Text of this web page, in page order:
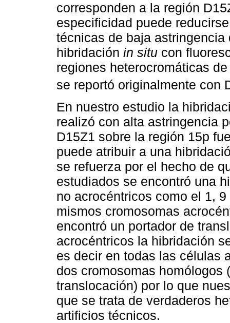
corresponden a la región
especificidad puede
técnicas de baja
hibridación in situ con
regiones heterocromáticas
se reportó originalmente con
En nuestro estudio la
realizó con alta astringencia
D15Z1 sobre la región 15p
puede atribuir a una
se refuerza por el hecho de
estudiados se encontró una
no acrocéntricos como el 1,
mismos cromosomas
encontró un portador de
acrocéntricos la hibridación
es decir en todas las células
dos cromosomas homólogos
translocación) por lo que
que se trata de verdaderos
artificios técnicos.